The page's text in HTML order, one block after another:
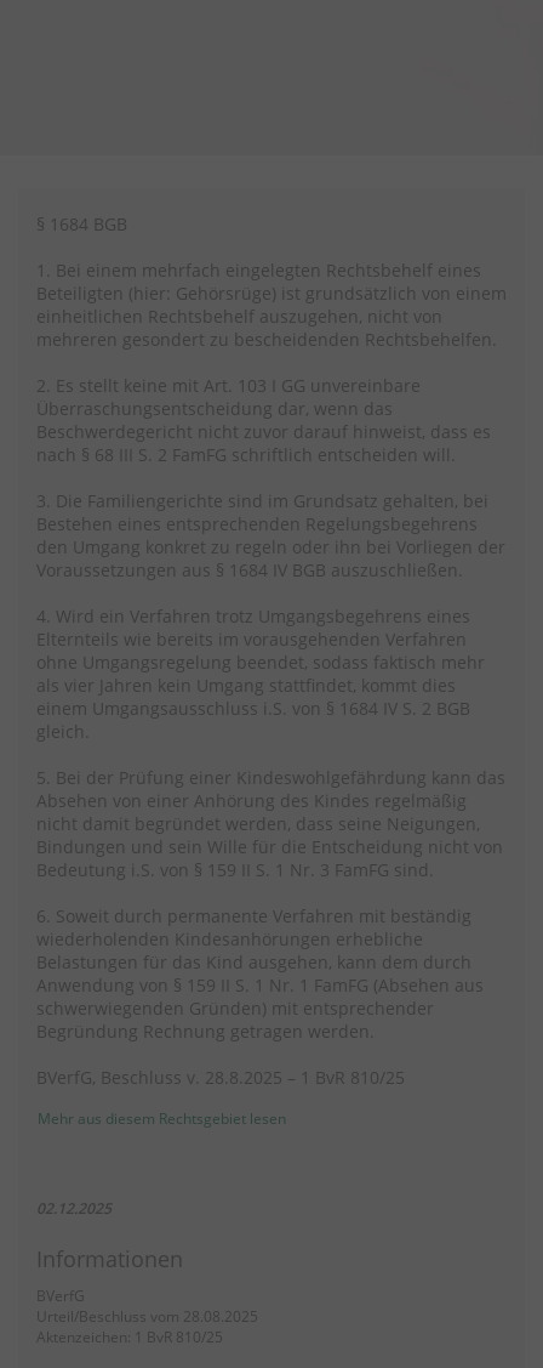
§ 1684 BGB
1. Bei einem mehrfach eingelegten Rechtsbehelf eines
Beteiligten (hier: Gehörsrüge) ist grundsätzlich von einem
einheitlichen Rechtsbehelf auszugehen, nicht von
mehreren gesondert zu bescheidenden Rechtsbehelfen.
2. Es stellt keine mit Art. 103 I GG unvereinbare
Überraschungsentscheidung dar, wenn das
Beschwerdegericht nicht zuvor darauf hinweist, dass es
nach § 68 III S. 2 FamFG schriftlich entscheiden will.
3. Die Familiengerichte sind im Grundsatz gehalten, bei
Bestehen eines entsprechenden Regelungsbegehrens
den Umgang konkret zu regeln oder ihn bei Vorliegen der
Voraussetzungen aus § 1684 IV BGB auszuschließen.
4. Wird ein Verfahren trotz Umgangsbegehrens eines
Elternteils wie bereits im vorausgehenden Verfahren
ohne Umgangsregelung beendet, sodass faktisch mehr
als vier Jahren kein Umgang stattfindet, kommt dies
einem Umgangsausschluss i.S. von § 1684 IV S. 2 BGB
gleich.
5. Bei der Prüfung einer Kindeswohlgefährdung kann das
Absehen von einer Anhörung des Kindes regelmäßig
nicht damit begründet werden, dass seine Neigungen,
Bindungen und sein Wille für die Entscheidung nicht von
Bedeutung i.S. von § 159 II S. 1 Nr. 3 FamFG sind.
6. Soweit durch permanente Verfahren mit beständig
wiederholenden Kindesanhörungen erhebliche
Belastungen für das Kind ausgehen, kann dem durch
Anwendung von § 159 II S. 1 Nr. 1 FamFG (Absehen aus
schwerwiegenden Gründen) mit entsprechender
Begründung Rechnung getragen werden.
BVerfG, Beschluss v. 28.8.2025 – 1 BvR 810/25
Mehr aus diesem Rechtsgebiet lesen
02.12.2025
Informationen
BVerfG
Urteil/Beschluss vom 28.08.2025
Aktenzeichen: 1 BvR 810/25